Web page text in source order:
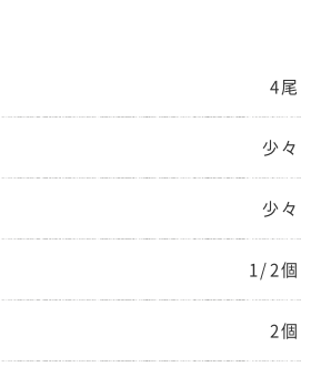
4尾
少々
少々
1/2個
2個